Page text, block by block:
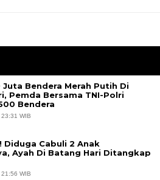
Juta Bendera Merah Putih Di
Pemda Bersama TNI-Polri
Bendera
WIB
Diduga Cabuli 2 Anak
Ayah Di Batang Hari Ditangkap
WIB